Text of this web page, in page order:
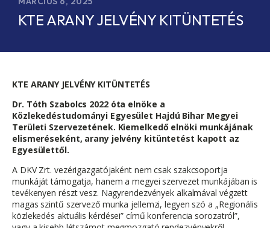
KTE ARANY JELVÉNY KITÜNTETÉS
KTE ARANY JELVÉNY KITÜNTETÉS
Dr. Tóth Szabolcs 2022 óta elnöke a
Közlekedéstudományi Egyesület Hajdú Bihar Megyei
Területi Szervezetének. Kiemelkedő elnöki munkájának
elismeréseként, arany jelvény kitüntetést kapott az
Egyesülettől.
A DKV Zrt. vezérigazgatójaként nem csak szakcsoportja
munkáját támogatja, hanem a megyei szervezet munkájában is
tevékenyen részt vesz. Nagyrendezvények alkalmával végzett
magas szintű szervező munka jellemzi, legyen szó a „Regionális
közlekedés aktuális kérdései” című konferencia sorozatról”,